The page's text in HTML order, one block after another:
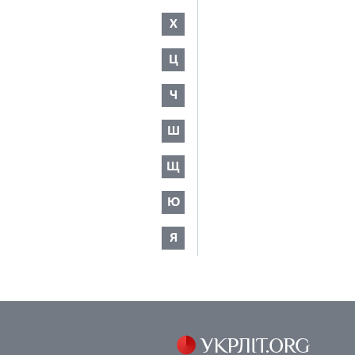
Х
Ц
Ч
Ш
Щ
Ю
Я